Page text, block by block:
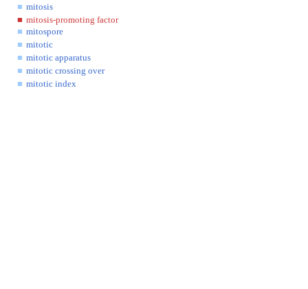
mitosis
mitosis-promoting factor
mitospore
mitotic
mitotic apparatus
mitotic crossing over
mitotic index